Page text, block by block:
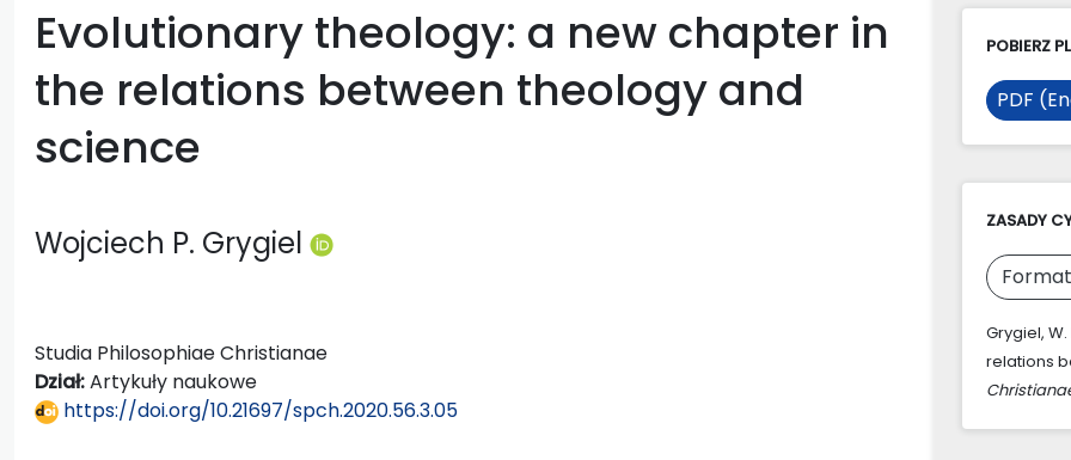
Evolutionary theology: a new chapter in
the relations between theology and
science
Wojciech P. Grygiel
Studia Philosophiae Christianae
Dział:Artykuły naukowe
https://doi.org/10.21697/spch.2020.56.3.05
POBIERZ
PDF
ZASADY
Grygiel,
relations